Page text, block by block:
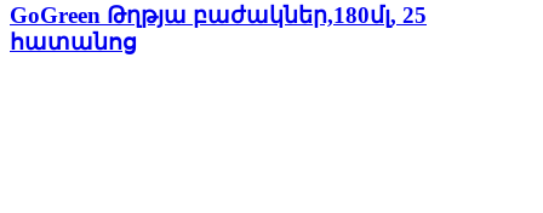
GoGreen Թղթյա բաժակներ,180մլ, 25
հատանոց